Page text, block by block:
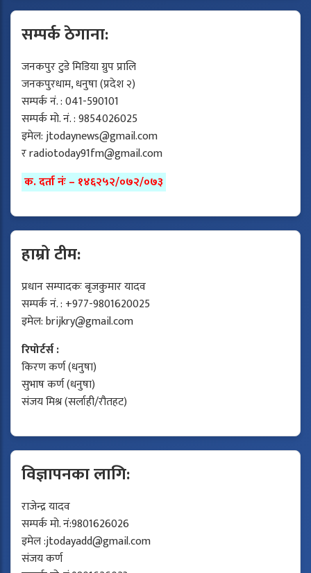
सम्पर्क ठेगाना:
जनकपुर टुडे मिडिया ग्रुप प्रालि
जनकपुरधाम, धनुषा (प्रदेश २)
सम्पर्क नं. : 041-590101
सम्पर्क मो. नं. : 9854026025
इमेल:jtodaynews@gmail.com
रradiotoday91fm@gmail.com
क. दर्ता नंः – १४६२५२/०७२/०७३
हाम्रो टीम:
प्रधान सम्पादकः बृजकुमार यादव
सम्पर्क नं. : +977-9801620025
इमेल:brijkry@gmail.com
रिपोर्टर्स :
किरण कर्ण (धनुषा)
सुभाष कर्ण (धनुषा)
संजय मिश्र (सर्लाही/रौतहट)
विज्ञापनका लागि:
राजेन्द्र यादव
सम्पर्क मो. नं:9801626026
इमेल :jtodayadd@gmail.com
संजय कर्ण